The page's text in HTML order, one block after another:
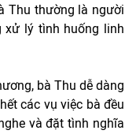
Thu thường là người
xử lý tình huống linh
bà Thu dễ dàng
các vụ việc bà đều
và đặt tình nghĩa